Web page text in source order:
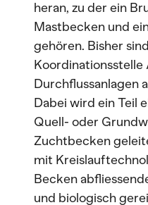
heran, zu der ein
Mastbecken und
gehören. Bisher
Koordinationsstelle
Durchflussanlagen
Dabei wird ein Teil
Quell- oder
Zuchtbecken
mit
Becken
und biologisch